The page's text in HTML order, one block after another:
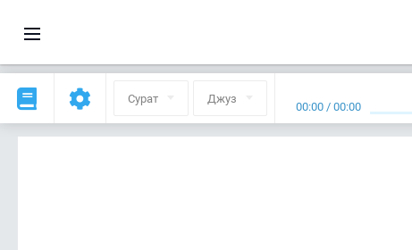
Сурат Джуз 00:00 /00:00